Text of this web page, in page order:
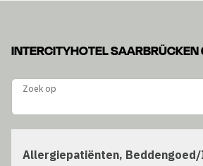
INTERCITYHOTEL SAARBRÜCKEN
Zoek op
Zoek op
Allergiepatiënten,